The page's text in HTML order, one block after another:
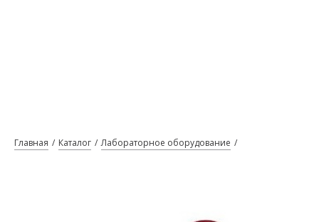
Главная Каталог Лабораторное оборудование